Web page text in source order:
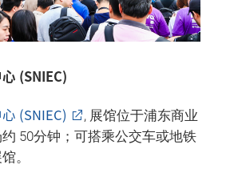
(SNIEC)
(SNIEC)
, 展馆位于浦东商业
50分钟；可搭乘公交车或地铁
。